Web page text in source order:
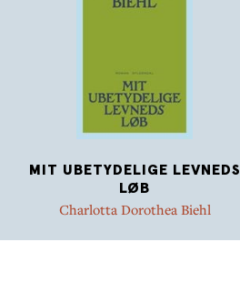
MIT UBETYDELIGE LEVNEDS
LØB
Charlotta Dorothea Biehl